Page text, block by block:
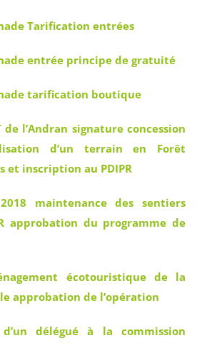
Tarification entrées
entrée principe de gratuité
tarification boutique
l’Andran signature concession
d’un terrain en Forêt
et inscription au PDIPR
maintenance des sentiers
approbation du programme de
écotouristique de la
approbation de l’opération
délégué à la commission